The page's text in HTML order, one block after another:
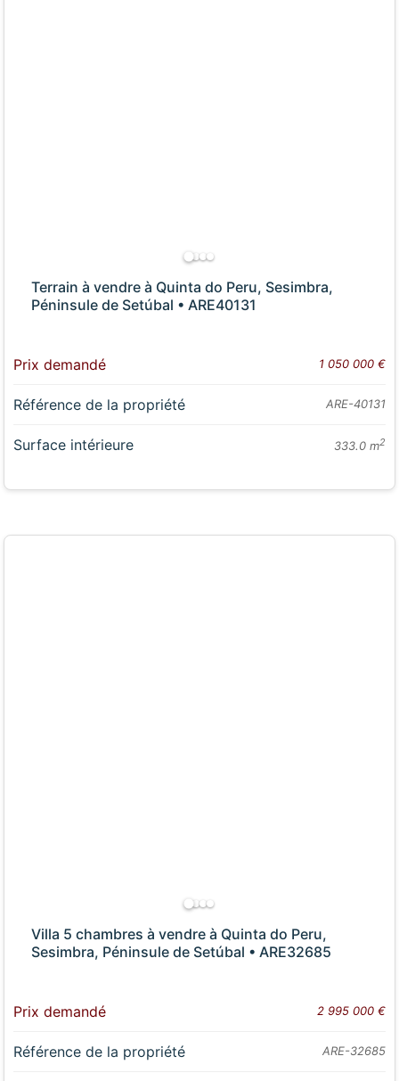
Terrain à vendre à Quinta do Peru, Sesimbra,
Péninsule de Setúbal • ARE40131
Prix demandé 1 050 000 €
Référence de la propriété ARE-40131
Surface intérieure 333.0 m2
Villa 5 chambres à vendre à Quinta do Peru,
Sesimbra, Péninsule de Setúbal • ARE32685
Prix demandé 2 995 000 €
Référence de la propriété ARE-32685